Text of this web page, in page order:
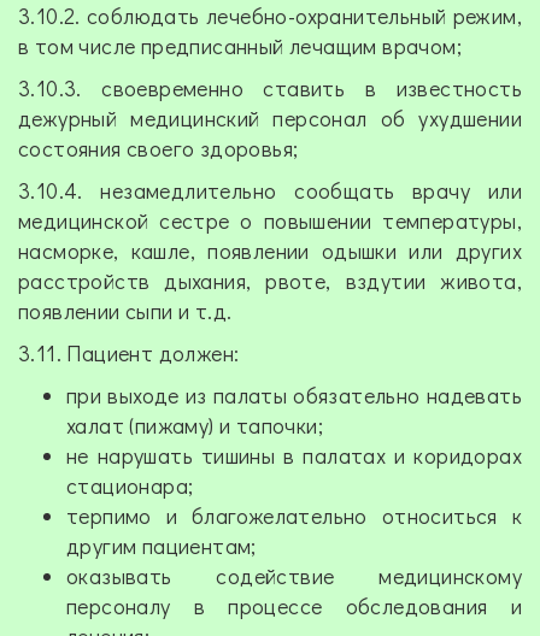
3.10.2. соблюдать лечебно-охранительный режим,
в том числе предписанный лечащим врачом;
3.10.3. своевременно ставить в известность
дежурный медицинский персонал об ухудшении
состояния своего здоровья;
3.10.4. незамедлительно сообщать врачу или
медицинской сестре о повышении температуры,
насморке, кашле, появлении одышки или других
расстройств дыхания, рвоте, вздутии живота,
появлении сыпи и т.д.
3.11. Пациент должен:
при выходе из палаты обязательно надевать
халат (пижаму) и тапочки;
не нарушать тишины в палатах и коридорах
стационара;
терпимо и благожелательно относиться к
другим пациентам;
оказывать содействие медицинскому
персоналу в процессе обследования и